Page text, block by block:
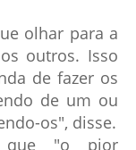
olhar para a
outros. Isso
de fazer os
de um ou
os", disse.
que "o pior